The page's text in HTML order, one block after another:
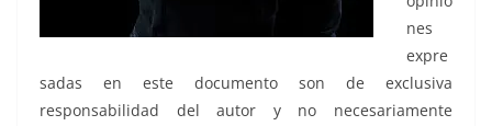
nes
expre
sadas en este documento son de exclusiva
responsabilidad del autor y no necesariamente